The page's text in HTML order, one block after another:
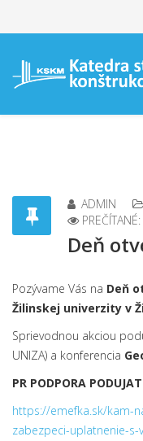
ADMIN
Deň
Pozývame Vás na Deň
Žilinskej univerzity v
Sprievodnou akciou
UNIZA) a konferencia
PR PODPORA
https://emefka.sk/kam-
zabezpeci-uplatnenie-